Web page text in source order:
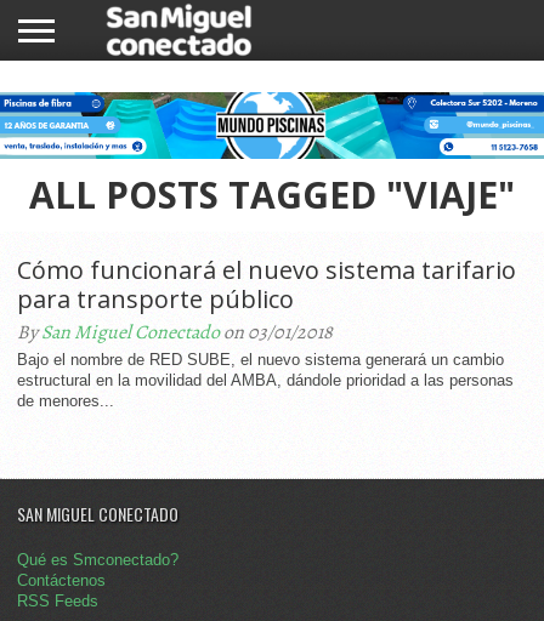
NOTICIAS
COMUNIDAD
COMERCIOS
ALL POSTS TAGGED "VIAJE"
Cómo funcionará el nuevo sistema tarifario
para transporte público
BySan Miguel Conectadoon 03/01/2018
Bajo el nombre de RED SUBE, el nuevo sistema generará un cambio
estructural en la movilidad del AMBA, dándole prioridad a las personas
de menores...
SAN MIGUEL CONECTADO
Qué es Smconectado?
Contáctenos
RSS Feeds